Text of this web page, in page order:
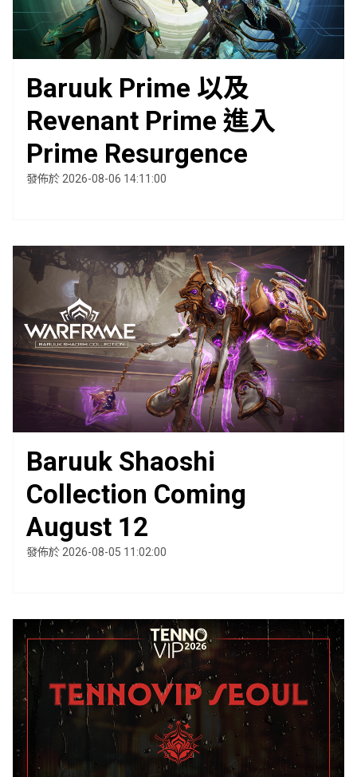
Baruuk Prime 以及
Revenant Prime 進入
Prime Resurgence
發佈於 2026-08-06 14:11:00
Baruuk Shaoshi
Collection Coming
August 12
發佈於 2026-08-05 11:02:00